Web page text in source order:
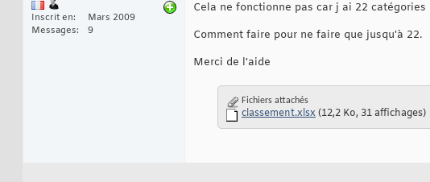
Inscrit en
Mars 2009
Messages
9
Cela ne fonctionne pas car j ai 22
Comment faire pour ne faire que jusqu'à 22.
Merci de l'aide
Fichiers attachés
classement.xlsx(12,2 Ko, 31 affichages)